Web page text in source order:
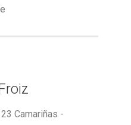
Camariñas -